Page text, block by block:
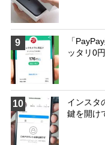
9
「
ッタリ0
10
インスタ
鍵を開け